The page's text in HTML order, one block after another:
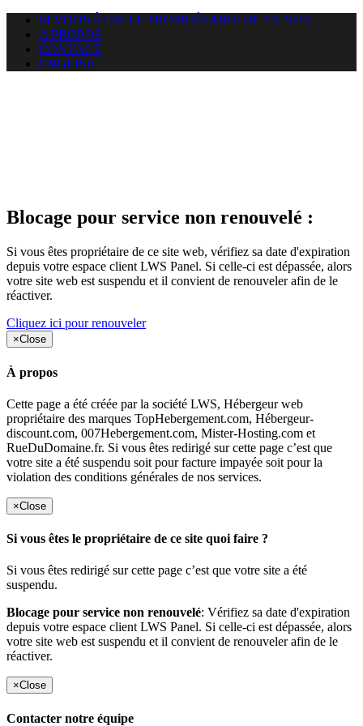
SI VOUS ÊTES LE PROPRIÉTAIRE DE CE SITE
A PROPOS
CONTACT
ENGLISH
Blocage pour service non renouvelé :
Si vous êtes propriétaire de ce site web, vérifiez sa date d'expiration
depuis votre espace client LWS Panel. Si celle-ci est dépassée, alors
votre site web est suspendu et il convient de renouveler afin de le
réactiver.
Cliquez ici pour renouveler
×Close
À propos
Cette page a été créée par la société LWS, Hébergeur web
propriétaire des marques TopHebergement.com, Hébergeur-
discount.com, 007Hebergement.com, Mister-Hosting.com et
RueDuDomaine.fr. Si vous êtes redirigé sur cette page c’est que
votre site a été suspendu soit pour facture impayée soit pour la
violation des conditions générales de nos services.
×Close
Si vous êtes le propriétaire de ce site quoi faire ?
Si vous êtes redirigé sur cette page c’est que votre site a été
suspendu.
Blocage pour service non renouvelé: Vérifiez sa date d'expiration
depuis votre espace client LWS Panel. Si celle-ci est dépassée, alors
votre site web est suspendu et il convient de renouveler afin de le
réactiver.
×Close
Contacter notre équipe